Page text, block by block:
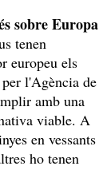
sobre Europa
tenen
europeu els
l'Agència de
amb una
viable. A
en vessants
ho tenen